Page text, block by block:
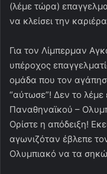
(λέμε τώρα)
να κλείσει την
Για τον Λίμπερμαν
υπέροχος
ομάδα που τον
“αύτωσε”! Δεν το λέμε
Παναθηναϊκού –
Ορίστε η απόδειξη!
αγωνιζόταν έβλεπε
Ολυμπιακό να τα